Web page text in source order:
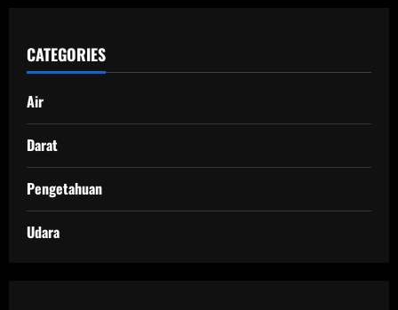
CATEGORIES
Air
Darat
Pengetahuan
Udara